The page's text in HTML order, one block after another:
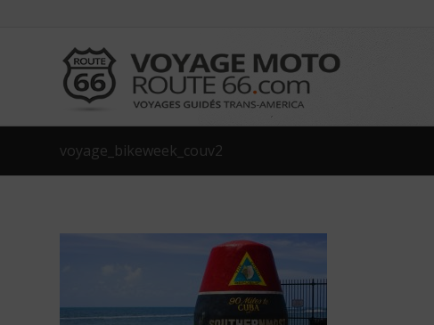
voyage_bikeweek_couv2